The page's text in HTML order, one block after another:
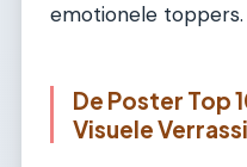
emotionele toppers.
De Poster Top
Visuele